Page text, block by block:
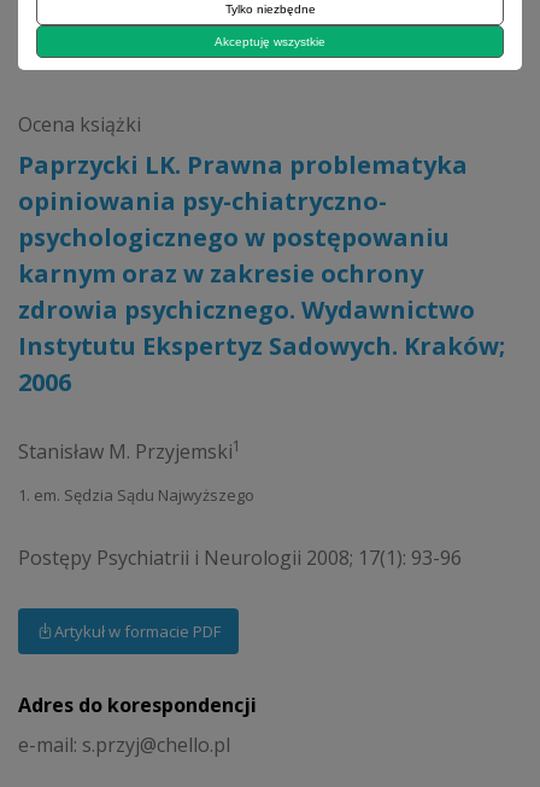
2008, tom 17, zeszyt 1
Ocena książki
Paprzycki LK. Prawna problematyka
opiniowania psy-chiatryczno-
psychologicznego w postępowaniu
karnym oraz w zakresie ochrony
zdrowia psychicznego. Wydawnictwo
Instytutu Ekspertyz Sadowych. Kraków;
2006
Stanisław M. Przyjemski1
1. em. Sędzia Sądu Najwyższego
Postępy Psychiatrii i Neurologii 2008; 17(1): 93-96
Artykuł w formacie PDF
Adres do korespondencji
e-mail: s.przyj@chello.pl
Tylko niezbędne
Akceptuję wszystkie